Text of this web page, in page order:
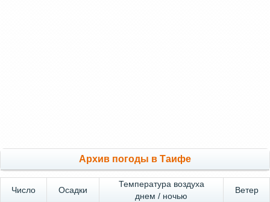
Архив погоды в Таифе
Число Осадки
Температура воздуха
днем / ночью
Ветер